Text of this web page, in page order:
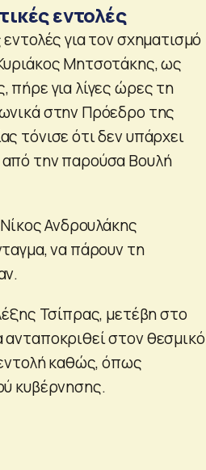
εντολές
για τον σχηματισμό
Μητσοτάκης, ως
πήρε για λίγες ώρες τη
στην Πρόεδρο της
τόνισε ότι δεν υπάρχει
την παρούσα Βουλή
Ανδρουλάκης
να πάρουν τη
Τσίπρας, μετέβη στο
στον θεσμικό
καθώς, όπως
κυβέρνησης.